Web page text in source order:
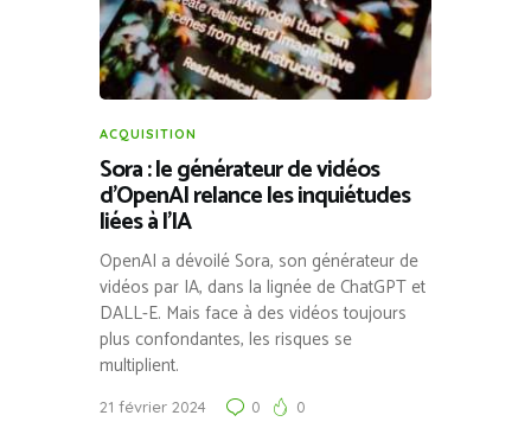
ACQUISITION
Sora : le générateur de vidéos
d’OpenAI relance les inquiétudes
liées à l’IA
OpenAI a dévoilé Sora, son générateur de
vidéos par IA, dans la lignée de ChatGPT et
DALL-E. Mais face à des vidéos toujours
plus confondantes, les risques se
multiplient.
21 février 2024 0 0